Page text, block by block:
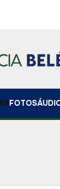
FOTOS